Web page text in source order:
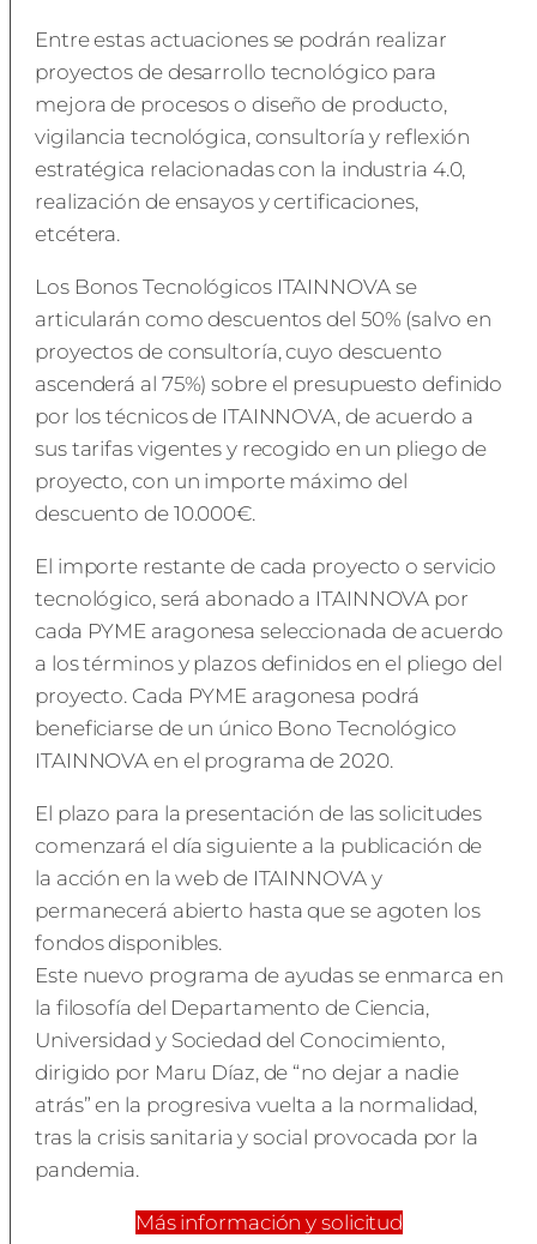
Entre estas actuaciones se podrán realizar
proyectos de desarrollo tecnológico para
mejora de procesos o diseño de producto,
vigilancia tecnológica, consultoría y reflexión
estratégica relacionadas con la industria 4.0,
realización de ensayos y certificaciones,
etcétera.
Los Bonos Tecnológicos ITAINNOVA se
articularán como descuentos del 50% (salvo en
proyectos de consultoría, cuyo descuento
ascenderá al 75%) sobre el presupuesto definido
por los técnicos de ITAINNOVA, de acuerdo a
sus tarifas vigentes y recogido en un pliego de
proyecto, con un importe máximo del
descuento de 10.000€.
El importe restante de cada proyecto o servicio
tecnológico, será abonado a ITAINNOVA por
cada PYME aragonesa seleccionada de acuerdo
a los términos y plazos definidos en el pliego del
proyecto. Cada PYME aragonesa podrá
beneficiarse de un único Bono Tecnológico
ITAINNOVA en el programa de 2020.
El plazo para la presentación de las solicitudes
comenzará el día siguiente a la publicación de
la acción en la web de ITAINNOVA y
permanecerá abierto hasta que se agoten los
fondos disponibles.
Este nuevo programa de ayudas se enmarca en
la filosofía del Departamento de Ciencia,
Universidad y Sociedad del Conocimiento,
dirigido por Maru Díaz, de “no dejar a nadie
atrás” en la progresiva vuelta a la normalidad,
tras la crisis sanitaria y social provocada por la
pandemia.
Más información y solicitud